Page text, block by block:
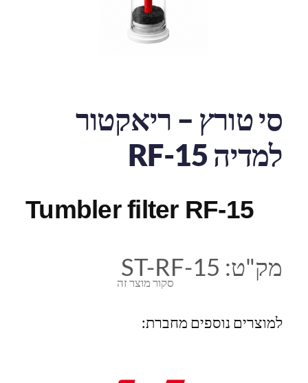
סי טורץ – ריאקטור
למדיה RF-15
Tumbler filter RF-15
סקור מוצר זה
מק"ט: ST-RF-15
למוצרים נוספים מחברת: